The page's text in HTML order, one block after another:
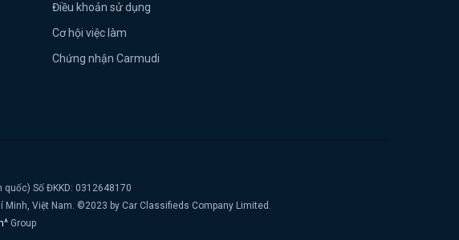
Điều khoản sử dụng
Cơ hội việc làm
Chứng nhận Carmudi
quốc) Số ĐKKD: 0312648170
Minh, Việt Nam. ©2023 by Car Classifieds Company Limited.
Group